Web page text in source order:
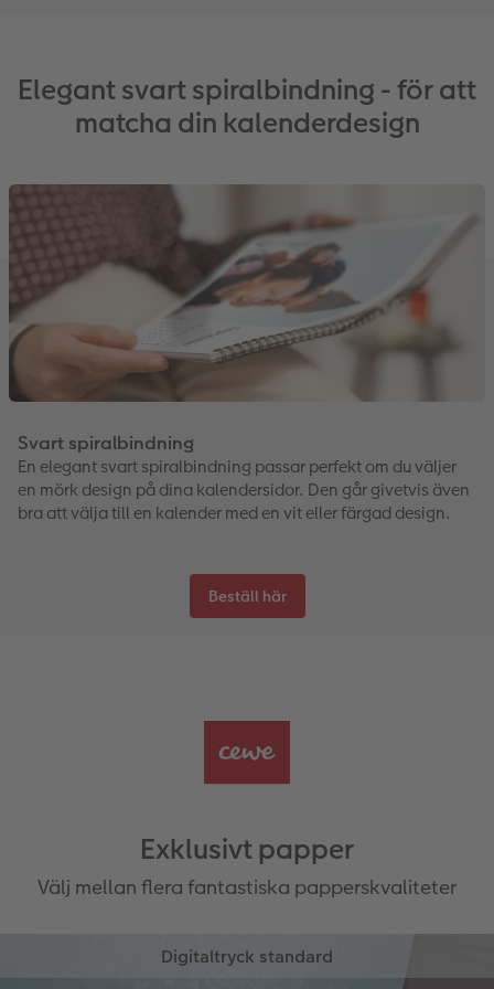
Elegant svart spiralbindning - för att
matcha din kalenderdesign
Svart spiralbindning
En elegant svart spiralbindning passar perfekt om du väljer
en mörk design på dina kalendersidor. Den går givetvis även
bra att välja till en kalender med en vit eller färgad design.
Beställ här
Exklusivt papper
Välj mellan flera fantastiska papperskvaliteter